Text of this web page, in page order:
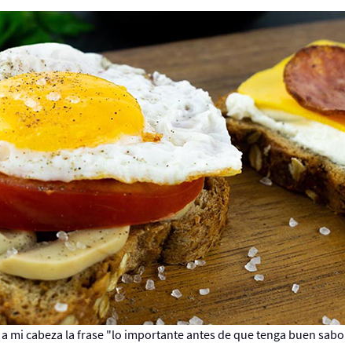
mi cabeza la frase "lo importante antes de que tenga buen